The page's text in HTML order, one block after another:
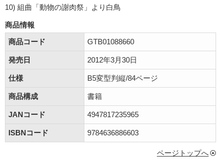
10) 組曲「動物の謝肉祭」より白鳥
商品情報
商品コード
GTB01088660
発売日 2012年3月30日
仕様 B5変型判縦/84ページ
商品構成 書籍
JANコード 4947817235965
ISBNコード 9784636886603
ページトップへ